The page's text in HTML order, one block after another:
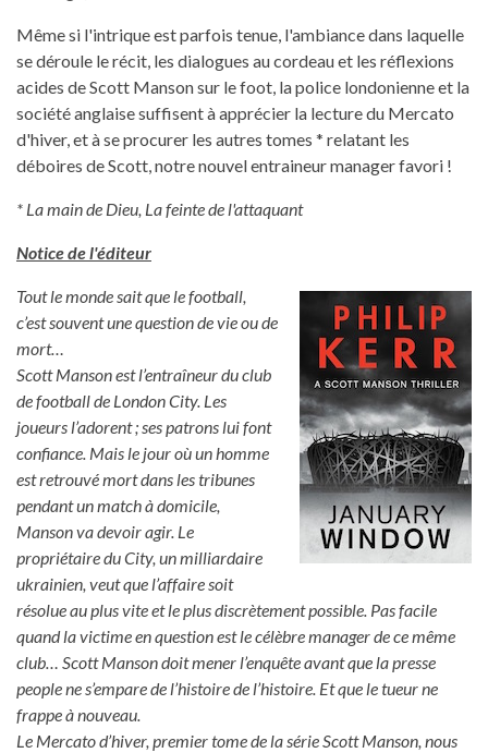
Même si l'intrique est parfois tenue, l'ambiance dans laquelle
se déroule le récit, les dialogues au cordeau et les réflexions
acides de Scott Manson sur le foot, la police londonienne et la
société anglaise suffisent à apprécier la lecture du Mercato
d'hiver, et à se procurer les autres tomes * relatant les
déboires de Scott, notre nouvel entraineur manager favori !
* La main de Dieu, La feinte de l'attaquant
Notice de l'éditeur
Tout le monde sait que le football,
c’est souvent une question de vie ou de
mort…
Scott Manson est l’entraîneur du club
de football de London City. Les
joueurs l’adorent ; ses patrons lui font
confiance. Mais le jour où un homme
est retrouvé mort dans les tribunes
pendant un match à domicile,
Manson va devoir agir. Le
propriétaire du City, un milliardaire
ukrainien, veut que l’affaire soit
résolue au plus vite et le plus discrètement possible. Pas facile
quand la victime en question est le célèbre manager de ce même
club… Scott Manson doit mener l’enquête avant que la presse
people ne s’empare de l’histoire de l’histoire. Et que le tueur ne
frappe à nouveau.
Le Mercato d’hiver, premier tome de la série Scott Manson, nous